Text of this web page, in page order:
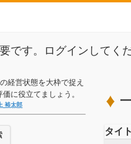
です。ログインしてく
経営状態を大枠で捉え
に役立てましょう。
裕太郎
タイ